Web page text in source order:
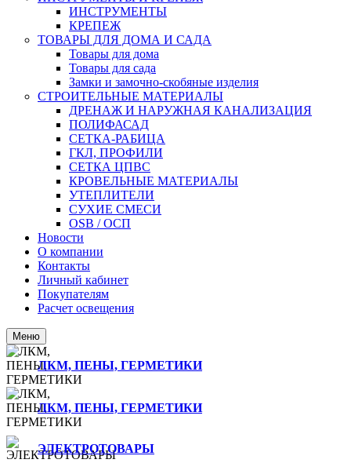
ИНСТРУМЕНТЫ
КРЕПЕЖ
ТОВАРЫ ДЛЯ ДОМА И САДА
Товары для дома
Товары для сада
Замки и замочно-скобяные изделия
СТРОИТЕЛЬНЫЕ МАТЕРИАЛЫ
ДРЕНАЖ И НАРУЖНАЯ КАНАЛИЗАЦИЯ
ПОЛИФАСАД
СЕТКА-РАБИЦА
ГКЛ, ПРОФИЛИ
СЕТКА ЦПВС
КРОВЕЛЬНЫЕ МАТЕРИАЛЫ
УТЕПЛИТЕЛИ
СУХИЕ СМЕСИ
OSB / ОСП
Новости
О компании
Контакты
Личный кабинет
Покупателям
Расчет освещения
Меню
ЛКМ, ПЕНЫ, ГЕРМЕТИКИ
ЛКМ, ПЕНЫ, ГЕРМЕТИКИ
ЭЛЕКТРОТОВАРЫ